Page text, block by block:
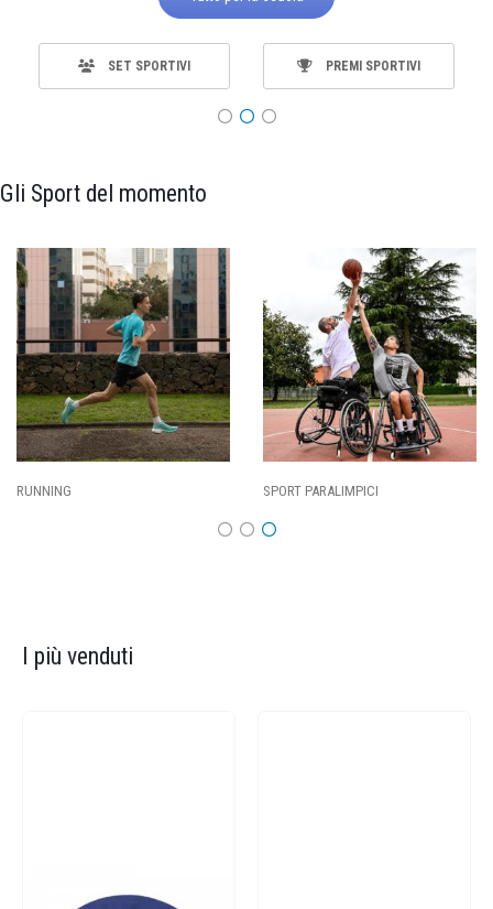
SET SPORTIVI PREMI SPORTIVI
Gli Sport del momento
CALCIO BASKET
I più venduti